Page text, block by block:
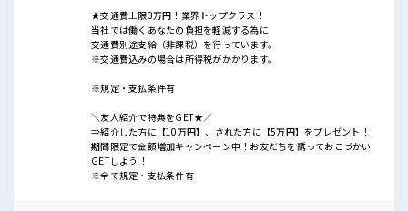
★交通費上限3万円！業界トップクラス！
当社では働くあなたの負担を軽減する為に
交通費別途支給（非課税）を行っています。
※交通費込みの場合は所得税がかかります。
※規定・支払条件有
＼友人紹介で特典をGET★／
⇒紹介した方に【10万円】、された方に【5万円】をプレゼント！
期間限定で金額増加キャンペーン中！お友だちを誘っておこづかい
GETしよう！
※全て規定・支払条件有